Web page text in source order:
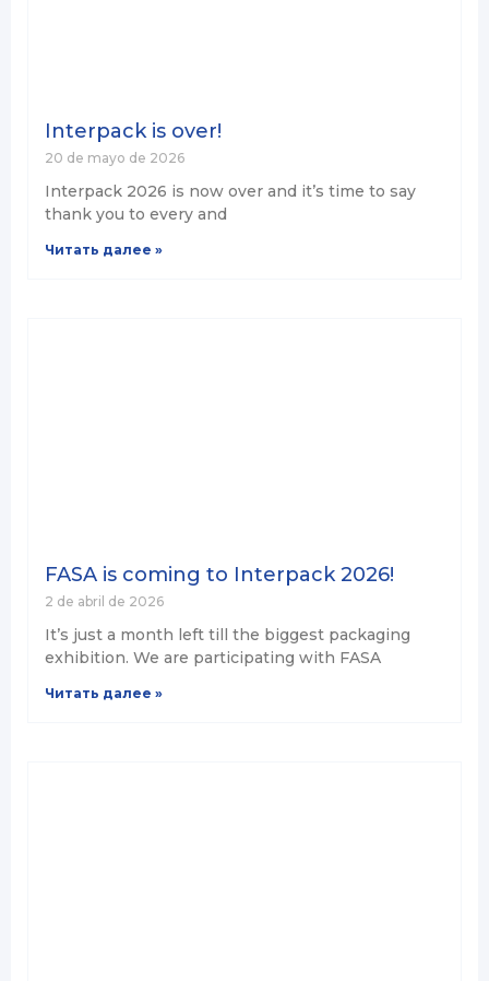
Interpack is over!
20 de mayo de 2026
Interpack 2026 is now over and it’s time to say
thank you to every and
Читать далее »
FASA is coming to Interpack 2026!
2 de abril de 2026
It’s just a month left till the biggest packaging
exhibition. We are participating with FASA
Читать далее »